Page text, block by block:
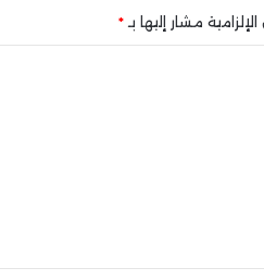
مشار إليها بـ *